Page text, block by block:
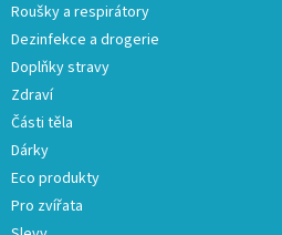
Roušky a respirátory
Dezinfekce a drogerie
Doplňky stravy
Zdraví
Části těla
Dárky
Eco produkty
Pro zvířata